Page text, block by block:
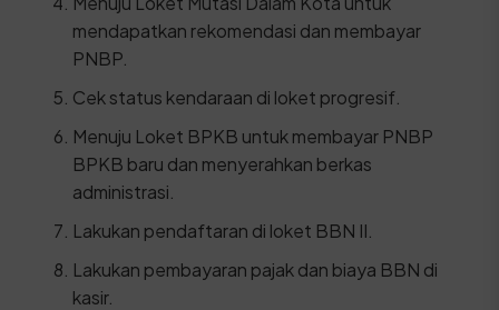
mendapatkan rekomendasi dan membayar
PNBP.
Cek status kendaraan di loket progresif.
Menuju Loket BPKB untuk membayar PNBP
BPKB baru dan menyerahkan berkas
administrasi.
Lakukan pendaftaran di loket BBN II.
Lakukan pembayaran pajak dan biaya BBN di
kasir.